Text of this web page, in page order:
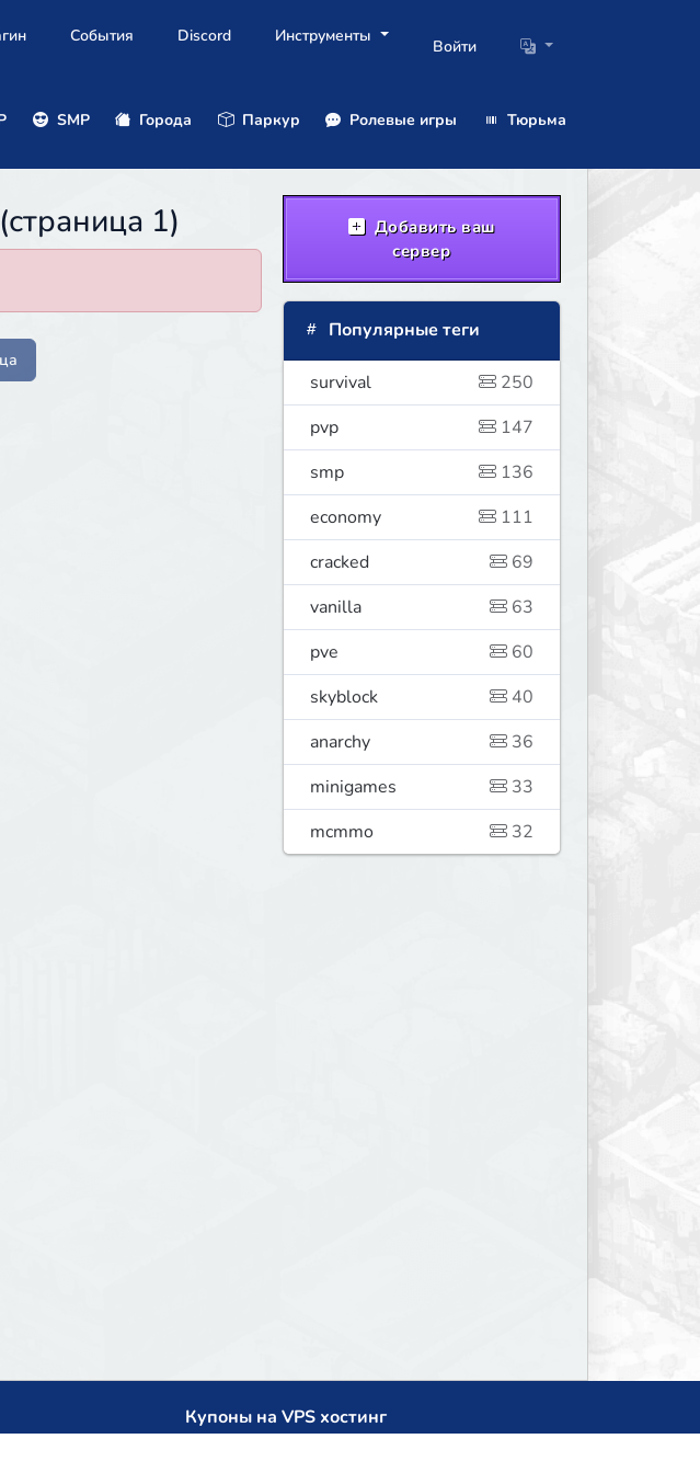
События Discord Инструменты
Войти
SMP Города Паркур Ролевые игры
Тюрьма
1)
Добавить ваш
сервер
Популярные теги
survival
250
pvp
147
smp
136
economy
111
cracked
69
vanilla
63
pve
60
skyblock
40
anarchy
36
minigames
33
mcmmo
32
Купоны на VPS хостинг